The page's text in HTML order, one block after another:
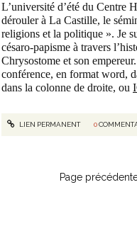
L’université d’été du Centre
dérouler à La Castille, le
religions et la politique ». Je
césaro-papisme à travers
Chrysostome et son
conférence, en format word,
dans la colonne de droite, ou
LIEN PERMANENT 0
Page